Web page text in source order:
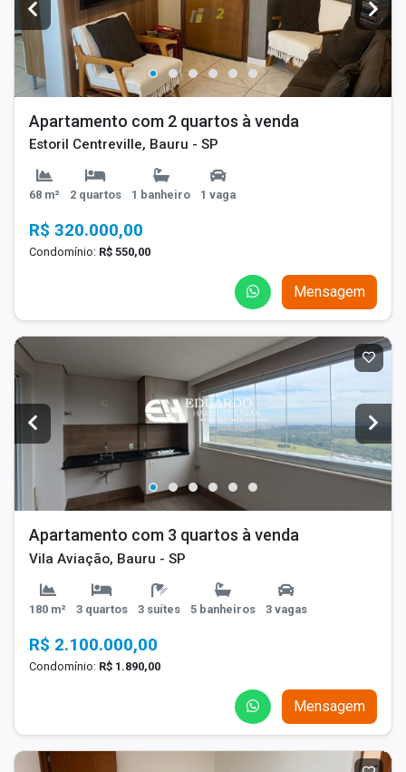
Apartamento com 2 quartos à venda
Estoril Centreville, Bauru - SP
68 m² 2 quartos 1 banheiro 1 vaga
R$ 320.000,00
Condomínio: R$ 550,00
Mensagem
Apartamento com 3 quartos à venda
Vila Aviação, Bauru - SP
180 m² 3 quartos 3 suítes 5 banheiros 3 vagas
R$ 2.100.000,00
Condomínio: R$ 1.890,00
Mensagem